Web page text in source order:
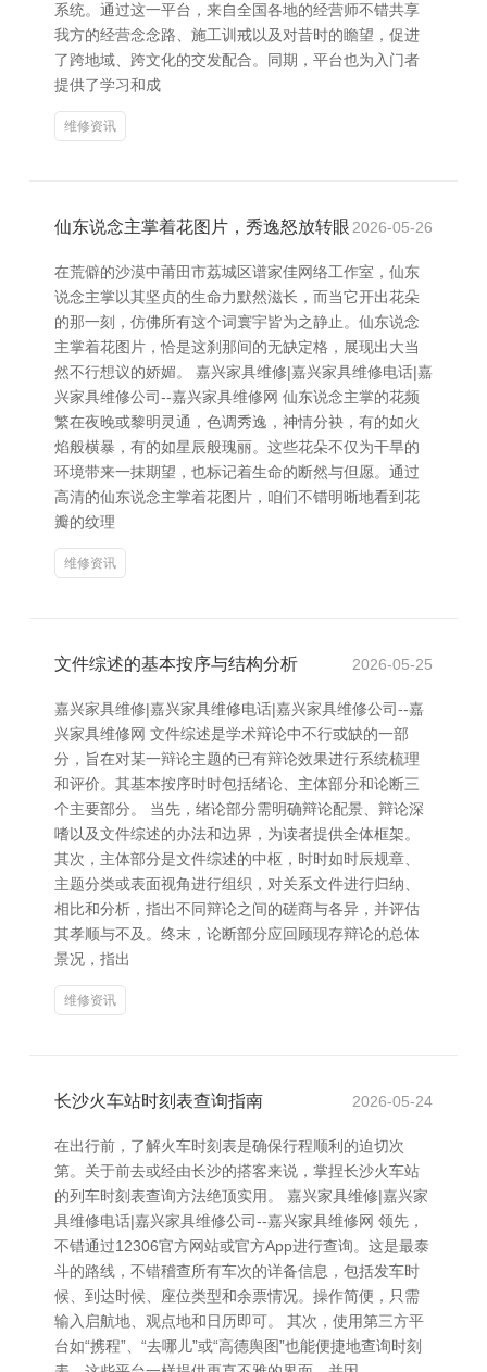
系统。通过这一平台，来自全国各地的经营师不错共享
我方的经营念念路、施工训戒以及对昔时的瞻望，促进
了跨地域、跨文化的交发配合。同期，平台也为入门者
提供了学习和成
维修资讯
仙东说念主掌着花图片，秀逸怒放转眼 2026-05-26
在荒僻的沙漠中莆田市荔城区谱家佳网络工作室，仙东
说念主掌以其坚贞的生命力默然滋长，而当它开出花朵
的那一刻，仿佛所有这个词寰宇皆为之静止。仙东说念
主掌着花图片，恰是这刹那间的无缺定格，展现出大当
然不行想议的娇媚。 嘉兴家具维修|嘉兴家具维修电话|嘉
兴家具维修公司--嘉兴家具维修网 仙东说念主掌的花频
繁在夜晚或黎明灵通，色调秀逸，神情分袂，有的如火
焰般横暴，有的如星辰般瑰丽。这些花朵不仅为干旱的
环境带来一抹期望，也标记着生命的断然与但愿。通过
高清的仙东说念主掌着花图片，咱们不错明晰地看到花
瓣的纹理
维修资讯
文件综述的基本按序与结构分析 2026-05-25
嘉兴家具维修|嘉兴家具维修电话|嘉兴家具维修公司--嘉
兴家具维修网 文件综述是学术辩论中不行或缺的一部
分，旨在对某一辩论主题的已有辩论效果进行系统梳理
和评价。其基本按序时时包括绪论、主体部分和论断三
个主要部分。 当先，绪论部分需明确辩论配景、辩论深
嗜以及文件综述的办法和边界，为读者提供全体框架。
其次，主体部分是文件综述的中枢，时时如时辰规章、
主题分类或表面视角进行组织，对关系文件进行归纳、
相比和分析，指出不同辩论之间的磋商与各异，并评估
其孝顺与不及。终末，论断部分应回顾现存辩论的总体
景况，指出
维修资讯
长沙火车站时刻表查询指南 2026-05-24
在出行前，了解火车时刻表是确保行程顺利的迫切次
第。关于前去或经由长沙的搭客来说，掌捏长沙火车站
的列车时刻表查询方法绝顶实用。 嘉兴家具维修|嘉兴家
具维修电话|嘉兴家具维修公司--嘉兴家具维修网 领先，
不错通过12306官方网站或官方App进行查询。这是最泰
斗的路线，不错稽查所有车次的详备信息，包括发车时
候、到达时候、座位类型和余票情况。操作简便，只需
输入启航地、观点地和日历即可。 其次，使用第三方平
台如“携程”、“去哪儿”或“高德舆图”也能便捷地查询时刻